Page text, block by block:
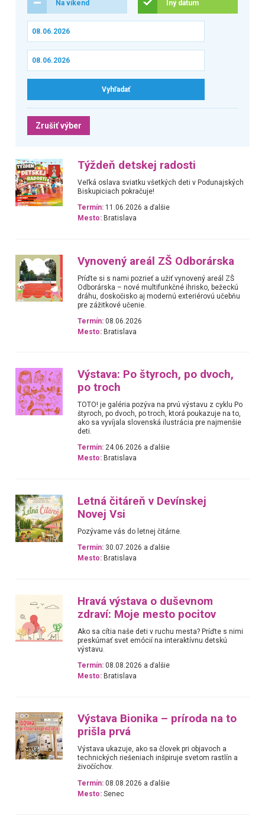
Na víkend Iný dátum
Zrušiť výber
Týždeň detskej radosti
Veľká oslava sviatku všetkých deti v Podunajských
Biskupiciach pokračuje!
Termín: 11.06.2026 a ďalšie
Mesto: Bratislava
Vynovený areál ZŠ Odborárska
Príďte si s nami pozrieť a užiť vynovený areál ZŠ
Odborárska – nové multifunkčné ihrisko, bežeckú
dráhu, doskočisko aj modernú exteriérovú učebňu
pre zážitkové učenie.
Termín: 08.06.2026
Mesto: Bratislava
Výstava: Po štyroch, po dvoch,
po troch
TOTO! je galéria pozýva na prvú výstavu z cyklu Po
štyroch, po dvoch, po troch, ktorá poukazuje na to,
ako sa vyvíjala slovenská ilustrácia pre najmenšie
deti.
Termín: 24.06.2026 a ďalšie
Mesto: Bratislava
Letná čitáreň v Devínskej
Novej Vsi
Pozývame vás do letnej čitárne.
Termín: 30.07.2026 a ďalšie
Mesto: Bratislava
Hravá výstava o duševnom
zdraví: Moje mesto pocitov
Ako sa cítia naše deti v ruchu mesta? Príďte s nimi
preskúmať svet emócií na interaktívnu detskú
výstavu.
Termín: 08.08.2026 a ďalšie
Mesto: Bratislava
Výstava Bionika – príroda na to
prišla prvá
Výstava ukazuje, ako sa človek pri objavoch a
technických riešeniach inšpiruje svetom rastlín a
živočíchov.
Termín: 08.08.2026 a ďalšie
Mesto: Senec